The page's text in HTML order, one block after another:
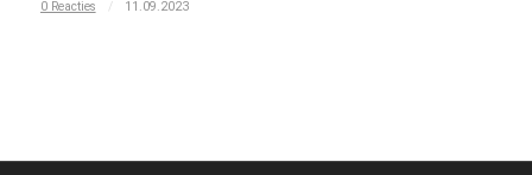
0 Reacties / 11.09.2023